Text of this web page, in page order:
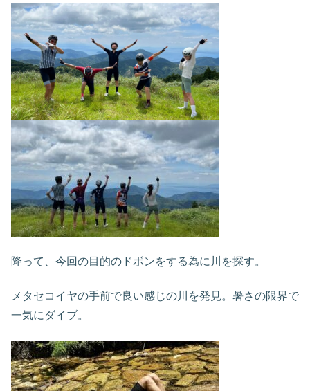
降って、今回の目的のドボンをする為に川を探す。
メタセコイヤの手前で良い感じの川を発見。暑さの限界で
一気にダイブ。